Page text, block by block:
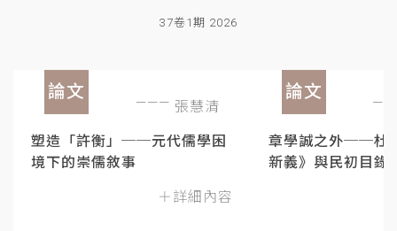
37卷1期 2026
論文
張慧清
塑造「許衡」──元代儒學困
境下的崇儒敘事
＋詳細內容
論文
章學誠之外──杜
新義》與民初目錄